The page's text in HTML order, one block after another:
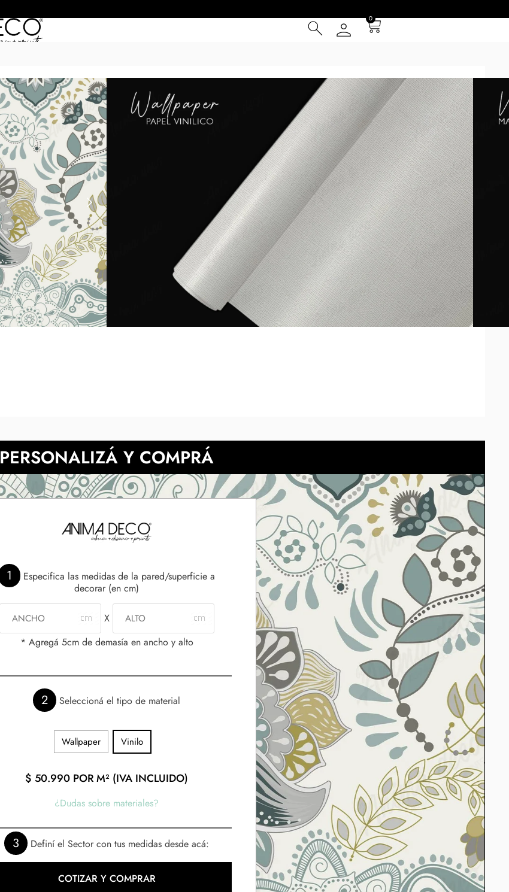
0
HERITAGE 10
POR M² (IVA INCLUIDO)
6 Cuotas sin Interés con Tarjeta de Crédito
20% OFF por Transferencia
15 días hábiles Plazo de Entrega **
Incluye instrucciones de instalación
*Las imágenes son ilustrativas: el patrón se repite cada 1m y se presentan en paños de 1 m
de ancho por el alto de tu pared. Los tonos digitales respecto de los impresos pueden
diferir según la calibración de cada pantalla. Presupuesta tu pared con el cotizador
eligiendo el material.
NECESITAS MÀS INFORMACIÓN?
PERSONALIZÁ Y COMPRÁ
1
Especifica las medidas de la pared/superficie a
decorar (en cm)
X
* Agregá 5cm de demasía en ancho y alto
2 Seleccioná el tipo de material
Wallpaper Vinilo
$ 50.990 POR M² (IVA INCLUIDO)
¿Dudas sobre materiales?
3 Definí el Sector con tus medidas desde acá:
COTIZAR Y COMPRAR